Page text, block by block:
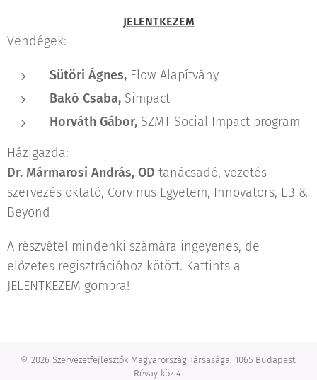
JELENTKEZEM
Vendégek:
Sütöri Ágnes, Flow Alapítvány
Bakó Csaba, Simpact
Horváth Gábor, SZMT Social Impact program
Házigazda:
Dr. Mármarosi András, OD tanácsadó, vezetés-
szervezés oktató, Corvinus Egyetem, Innovators, EB &
Beyond
A részvétel mindenki számára ingeyenes, de
előzetes regisztrációhoz kötött. Kattints a
JELENTKEZEM gombra!
© 2026 Szervezetfejlesztők Magyarország Társasága, 1065 Budapest,
Révay köz 4.